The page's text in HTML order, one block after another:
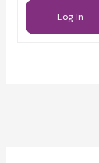
Log In